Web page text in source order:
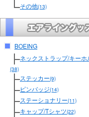
その他(13)
BOEING
ネックストラップ/キーホ
(38)
ステッカー(9)
ピンバッジ(14)
ステーショナリー(11)
キャップ/Tシャツ(22)